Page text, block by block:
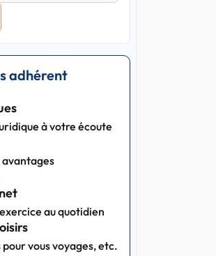
adhérent
à votre écoute
avantages
au quotidien
vous voyages, etc.